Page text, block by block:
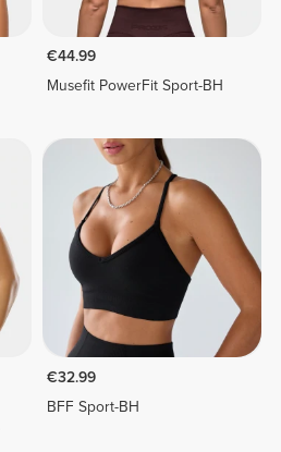
€44.99
Musefit PowerFit Sport-BH
€32.99
BFF Sport-BH